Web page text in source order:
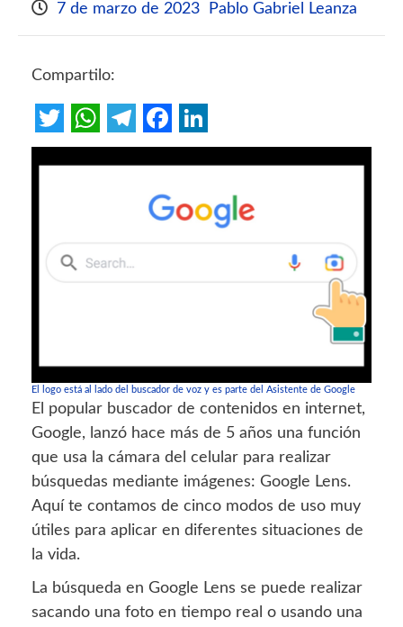
7 de marzo de 2023 Pablo Gabriel Leanza
Compartilo:
Twitter
WhatsApp
Telegram
Facebook
LinkedIn
El logo está al lado del buscador de voz y es parte del Asistente de Google
El popular buscador de contenidos en internet,
Google, lanzó hace más de 5 años una función
que usa la cámara del celular para realizar
búsquedas mediante imágenes: Google Lens.
Aquí te contamos de cinco modos de uso muy
útiles para aplicar en diferentes situaciones de
la vida.
La búsqueda en Google Lens se puede realizar
sacando una foto en tiempo real o usando una